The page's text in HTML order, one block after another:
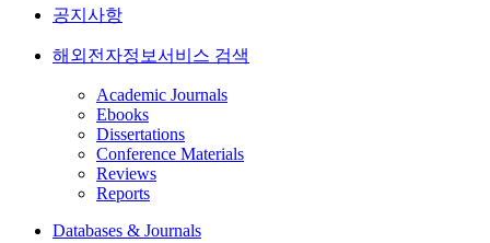
공지사항
해외전자정보서비스 검색
Academic Journals
Ebooks
Dissertations
Conference Materials
Reviews
Reports
Databases & Journals